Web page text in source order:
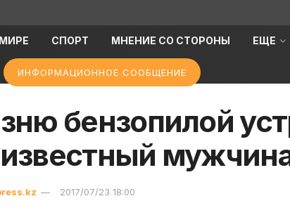
СПОРТ МНЕНИЕ СО СТОРОНЫ ЕЩЕ
ИНФОРМАЦИОННОЕ СООБЩЕНИЕ
бензопилой
2017/07/23 18:00